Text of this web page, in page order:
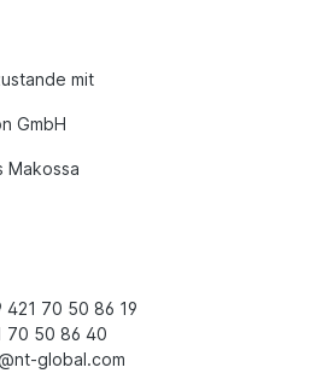
mit
GmbH
Makossa
421 70 50 86 19
70 50 86 40
global.com